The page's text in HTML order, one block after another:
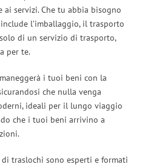
servizi. Che tu abbia bisogno
l’imballaggio, il trasporto
di un servizio di trasporto,
per te.
i tuoi beni con la
che nulla venga
ideali per il lungo viaggio
che i tuoi beni arrivino a
traslochi sono esperti e formati